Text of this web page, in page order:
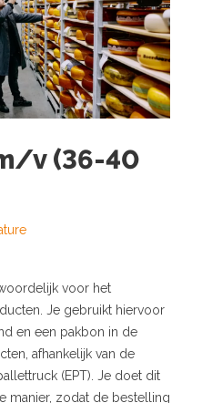
v (36-40
voor het
Je gebruikt hiervoor
en een pakbon in de
afhankelijk van de
(EPT). Je doet dit
manier, zodat de bestelling